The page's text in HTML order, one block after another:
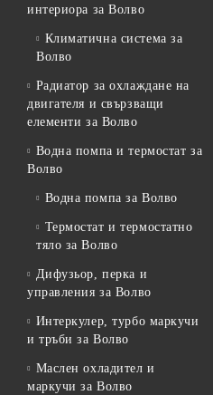
интериора за Волво
Климатична система за
Волво
Радиатор за охлаждане на
двигателя и свързващи
елементи за Волво
Водна помпа и термостат за
Волво
Водна помпа за Волво
Термостат и термостатно
тяло за Волво
Дифузьор, перка и
управления за Волво
Интеркулер, турбо маркучи
и тръби за Волво
Маслен охладител и
маркучи за Волво